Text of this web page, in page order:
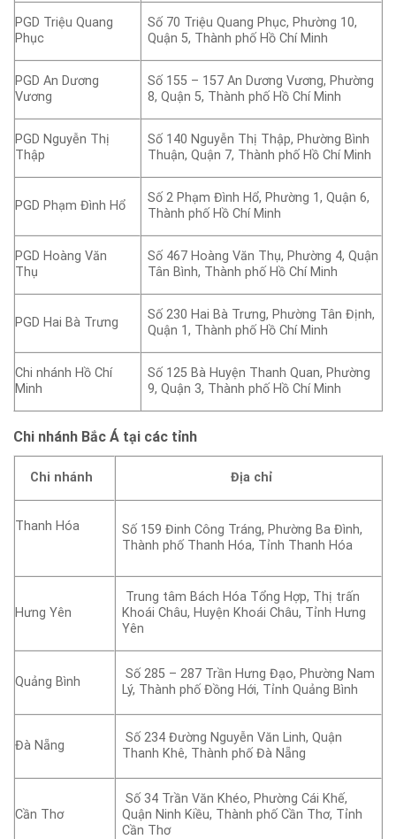
PGD Triệu Quang
Phục
Số 70 Triệu Quang Phục, Phường 10,
Quận 5, Thành phố Hồ Chí Minh
PGD An Dương
Vương
Số 155 – 157 An Dương Vương, Phường
8, Quận 5, Thành phố Hồ Chí Minh
PGD Nguyễn Thị
Thập
Số 140 Nguyễn Thị Thập, Phường Bình
Thuận, Quận 7, Thành phố Hồ Chí Minh
PGD Phạm Đình Hổ
Số 2 Phạm Đình Hổ, Phường 1, Quận 6,
Thành phố Hồ Chí Minh
PGD Hoàng Văn
Thụ
Số 467 Hoàng Văn Thụ, Phường 4, Quận
Tân Bình, Thành phố Hồ Chí Minh
PGD Hai Bà Trưng
Số 230 Hai Bà Trưng, Phường Tân Định,
Quận 1, Thành phố Hồ Chí Minh
Chi nhánh Hồ Chí
Minh
Số 125 Bà Huyện Thanh Quan, Phường
9, Quận 3, Thành phố Hồ Chí Minh
Chi nhánh Bắc Á tại các tỉnh
Chi nhánh Địa chỉ
Thanh Hóa
Số 159 Đinh Công Tráng, Phường Ba Đình,
Thành phố Thanh Hóa, Tỉnh Thanh Hóa
Hưng Yên
Trung tâm Bách Hóa Tổng Hợp, Thị trấn
Khoái Châu, Huyện Khoái Châu, Tỉnh Hưng
Yên
Quảng Bình
Số 285 – 287 Trần Hưng Đạo, Phường Nam
Lý, Thành phố Đồng Hới, Tỉnh Quảng Bình
Đà Nẵng
Số 234 Đường Nguyễn Văn Linh, Quận
Thanh Khê, Thành phố Đà Nẵng
Cần Thơ
Số 34 Trần Văn Khéo, Phường Cái Khế,
Quận Ninh Kiều, Thành phố Cần Thơ, Tỉnh
Cần Thơ